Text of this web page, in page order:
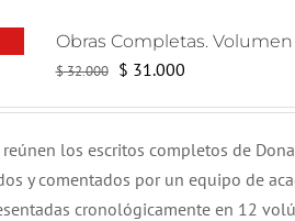
$32.000
El
era:
$ 32.000.
$ 31.000El
es:
$ 31.000.
reúnen los escritos completos de
y comentados por un equipo de
cronológicamente en 12